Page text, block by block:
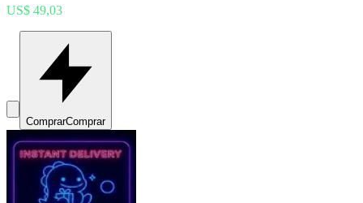
US$ 49,03
ComprarComprar